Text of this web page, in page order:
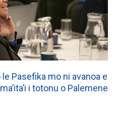
le Pasefika mo ni avanoa e
i totonu o Palemene